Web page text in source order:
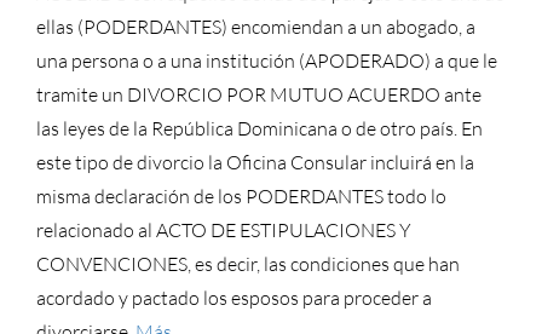
ellas (PODERDANTES) encomiendan a un abogado, a
una persona o a una institución (APODERADO) a que le
tramite un DIVORCIO POR MUTUO ACUERDO ante
las leyes de la República Dominicana o de otro país. En
este tipo de divorcio la Oficina Consular incluirá en la
misma declaración de los PODERDANTES todo lo
relacionado al ACTO DE ESTIPULACIONES Y
CONVENCIONES, es decir, las condiciones que han
acordado y pactado los esposos para proceder a